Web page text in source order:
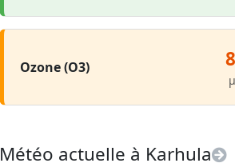
Ozone (O3)
Météo actuelle à Karhula